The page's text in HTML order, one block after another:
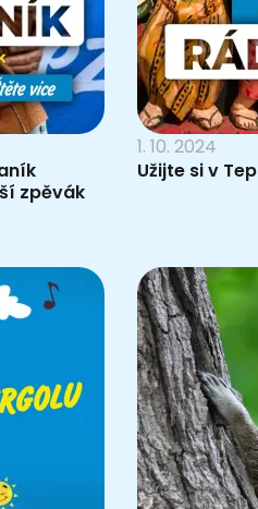
zpěvák
1. 10. 2024
Užijte si v